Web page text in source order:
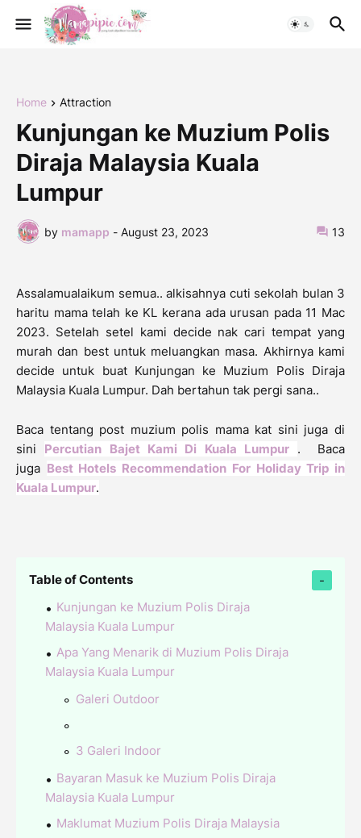
Home Attraction
Kunjungan ke Muzium Polis
Diraja Malaysia Kuala
Lumpur
by mamapp - August 23, 2023 13
Assalamualaikum semua.. alkisahnya cuti sekolah bulan 3
haritu mama telah ke KL kerana ada urusan pada 11 Mac
2023. Setelah setel kami decide nak cari tempat yang
murah dan best untuk meluangkan masa. Akhirnya kami
decide untuk buat Kunjungan ke Muzium Polis Diraja
Malaysia Kuala Lumpur. Dah bertahun tak pergi sana..
Baca tentang post muzium polis mama kat sini juga di
sini Percutian Bajet Kami Di Kuala Lumpur . Baca
juga Best Hotels Recommendation For Holiday Trip in
Kuala Lumpur.
Table of Contents
Kunjungan ke Muzium Polis Diraja
Malaysia Kuala Lumpur
Apa Yang Menarik di Muzium Polis Diraja
Malaysia Kuala Lumpur
Galeri Outdoor
3 Galeri Indoor
Bayaran Masuk ke Muzium Polis Diraja
Malaysia Kuala Lumpur
Maklumat Muzium Polis Diraja Malaysia